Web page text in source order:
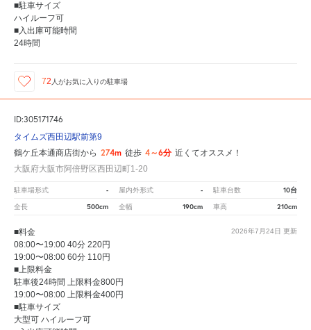
■駐車サイズ
ハイルーフ可
■入出庫可能時間
24時間
72 人がお気に入りの駐車場
ID:305171746
タイムズ西田辺駅前第9
鶴ケ丘本通商店街から 274m 徒歩 4～6分 近くてオススメ！
大阪府大阪市阿倍野区西田辺町1-20
駐車場形式 - 屋内外形式 - 駐車台数 10台
全長 500cm 全幅 190cm 車高 210cm
2026年7月24日 更新
■料金
08:00〜19:00 40分 220円
19:00〜08:00 60分 110円
■上限料金
駐車後24時間 上限料金800円
19:00〜08:00 上限料金400円
■駐車サイズ
大型可 ハイルーフ可